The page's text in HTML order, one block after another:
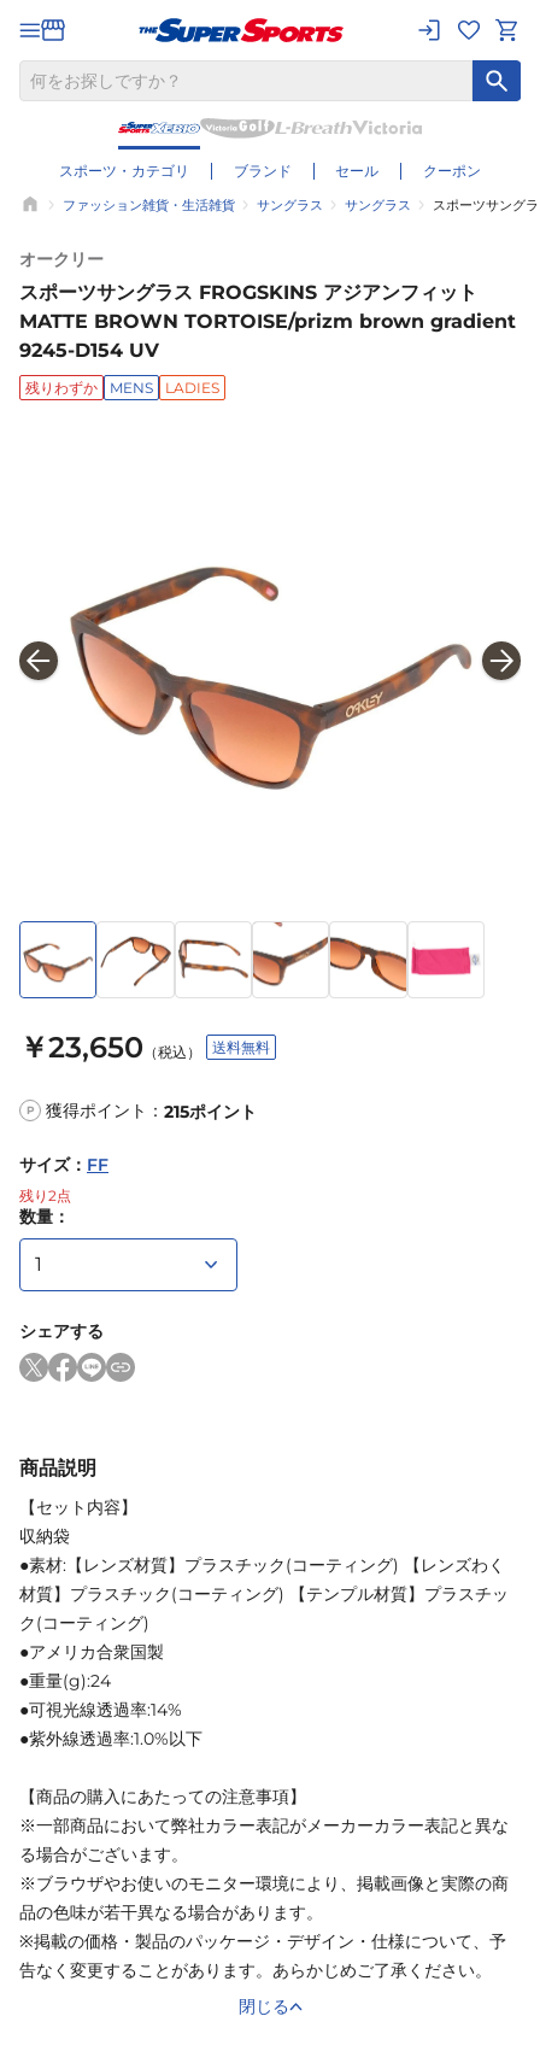
スポーツ・カテゴリ ブランド セール クーポン
ファッション雑貨・生活雑貨 サングラス サングラス スポーツサング
オークリー
スポーツサングラス FROGSKINS アジアンフィット
MATTE BROWN TORTOISE/prizm brown gradient
9245-D154 UV
残りわずか MENS LADIES
￥23,650 （税込） 送料無料
P 獲得ポイント： 215ポイント
サイズ： FF
残り 2点
数量：
シェアする
商品説明
【セット内容】
収納袋
●素材:【レンズ材質】プラスチック(コーティング) 【レンズわく
材質】プラスチック(コーティング) 【テンプル材質】プラスチッ
ク(コーティング)
●アメリカ合衆国製
●重量(g):24
●可視光線透過率:14%
●紫外線透過率:1.0%以下
【商品の購入にあたっての注意事項】
※一部商品において弊社カラー表記がメーカーカラー表記と異な
る場合がございます。
※ブラウザやお使いのモニター環境により、掲載画像と実際の商
品の色味が若干異なる場合があります。
※掲載の価格・製品のパッケージ・デザイン・仕様について、予
告なく変更することがあります。あらかじめご了承ください。
閉じる